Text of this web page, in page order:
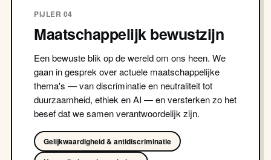
PIJLER 04
Maatschappelijk bewustzijn
Een bewuste blik op de wereld om ons heen. We
gaan in gesprek over actuele maatschappelijke
thema's — van discriminatie en neutraliteit tot
duurzaamheid, ethiek en AI — en versterken zo het
besef dat we samen verantwoordelijk zijn.
Gelijkwaardigheid & antidiscriminatie